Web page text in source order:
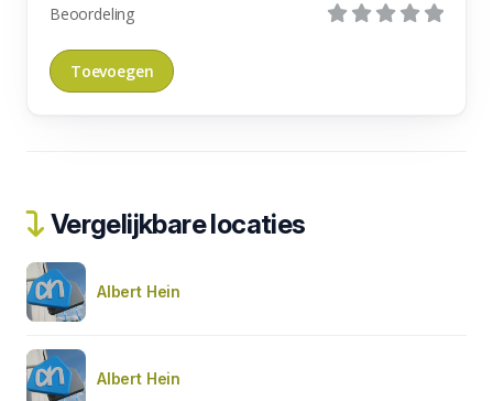
Beoordeling
Vergelijkbare locaties
Albert Hein
Albert Hein